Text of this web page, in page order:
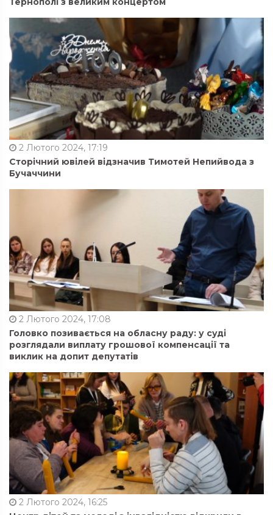
2 Лютого 2024, 17:19
Сторічний ювілей відзначив Тимотей Непийвода з
Бучаччини
2 Лютого 2024, 17:08
Головко позивається на обласну раду: у суді
розглядали виплату грошової компенсації та
виклик на допит депутатів
2 Лютого 2024, 16:25